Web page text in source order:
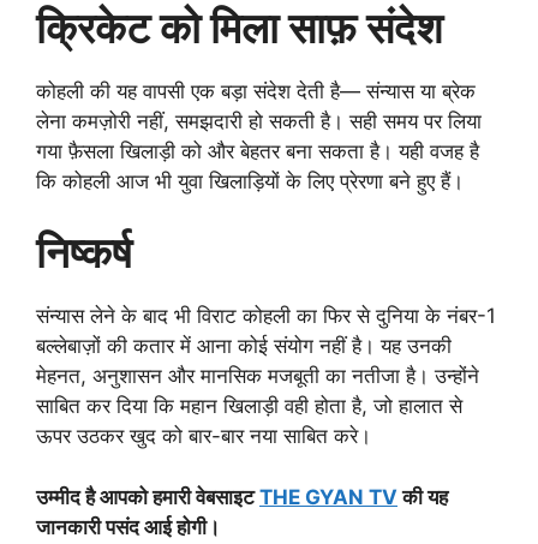
क्रिकेट को मिला साफ़ संदेश
कोहली की यह वापसी एक बड़ा संदेश देती है— संन्यास या ब्रेक
लेना कमज़ोरी नहीं, समझदारी हो सकती है। सही समय पर लिया
गया फ़ैसला खिलाड़ी को और बेहतर बना सकता है। यही वजह है
कि कोहली आज भी युवा खिलाड़ियों के लिए प्रेरणा बने हुए हैं।
निष्कर्ष
संन्यास लेने के बाद भी विराट कोहली का फिर से दुनिया के नंबर-1
बल्लेबाज़ों की कतार में आना कोई संयोग नहीं है। यह उनकी
मेहनत, अनुशासन और मानसिक मजबूती का नतीजा है। उन्होंने
साबित कर दिया कि महान खिलाड़ी वही होता है, जो हालात से
ऊपर उठकर खुद को बार-बार नया साबित करे।
उम्मीद है आपको हमारी वेबसाइटTHE GYAN TV की यह
जानकारी पसंद आई होगी।